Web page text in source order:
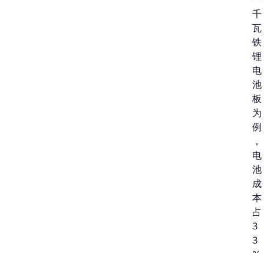
千
瓦
铁
锂
电
池
板
为
例
，
电
池
成
本
占
3
3